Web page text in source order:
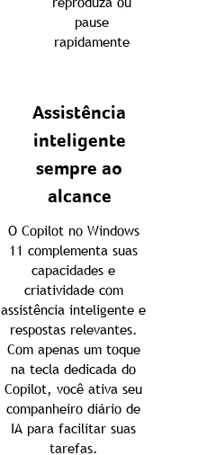
pause
rapidamente
Assistência
inteligente
sempre ao
alcance
O Copilot no Windows
11 complementa suas
capacidades e
criatividade com
assistência inteligente e
respostas relevantes.
Com apenas um toque
na tecla dedicada do
Copilot, você ativa seu
companheiro diário de
IA para facilitar suas
tarefas.